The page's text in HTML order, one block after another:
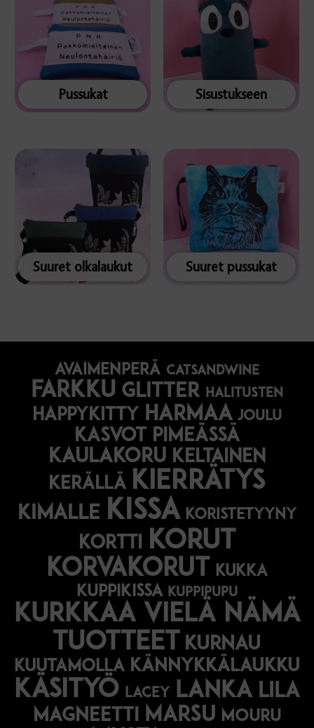
Pussukat Sisustukseen
Suuret olkalaukut Suuret pussukat
avaimenperä catsandwine
farkku glitter halitusten
happykitty harmaa joulu
Kasvot pimeässä
kaulakoru keltainen
kerällä kierrätys
kimalle kissa koristetyyny
kortti korut
korvakorut
kukka
kuppikissa kuppipupu
Kurkkaa vielä nämä
tuotteet kurnau
kuutamolla kännykkälaukku
käsityö lacey lanka lila
magneetti marsu mouru